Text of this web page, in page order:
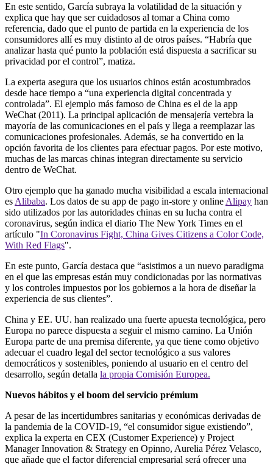
En este sentido, García subraya la volatilidad de la situación y
explica que hay que ser cuidadosos al tomar a China como
referencia, dado que el punto de partida en la experiencia de los
consumidores allí es muy distinto al de otros países. “Habría que
analizar hasta qué punto la población está dispuesta a sacrificar su
privacidad por el control”, matiza.
La experta asegura que los usuarios chinos están acostumbrados
desde hace tiempo a “una experiencia digital concentrada y
controlada”. El ejemplo más famoso de China es el de la app
WeChat (2011). La principal aplicación de mensajería vertebra la
mayoría de las comunicaciones en el país y llega a reemplazar las
comunicaciones profesionales. Además, se ha convertido en la
opción favorita de los clientes para efectuar pagos. Por este motivo,
muchas de las marcas chinas integran directamente su servicio
dentro de WeChat.
Otro ejemplo que ha ganado mucha visibilidad a escala internacional
es Alibaba. Los datos de su app de pago in-store y online Alipay han
sido utilizados por las autoridades chinas en su lucha contra el
coronavirus, según indica el diario The New York Times en el
artículo "In Coronavirus Fight, China Gives Citizens a Color Code,
With Red Flags".
En este punto, García destaca que “asistimos a un nuevo paradigma
en el que las empresas están muy condicionadas por las normativas
y los controles impuestos por los gobiernos a la hora de diseñar la
experiencia de sus clientes”.
China y EE. UU. han realizado una fuerte apuesta tecnológica, pero
Europa no parece dispuesta a seguir el mismo camino. La Unión
Europa parte de una premisa diferente, ya que tiene como objetivo
adecuar el cuadro legal del sector tecnológico a sus valores
democráticos y sostenibles, poniendo al usuario en el centro del
desarrollo, según detalla la propia Comisión Europea.
Nuevos hábitos y el boom del servicio prémium
A pesar de las incertidumbres sanitarias y económicas derivadas de
la pandemia de la COVID-19, “el consumidor sigue existiendo”,
explica la experta en CEX (Customer Experience) y Project
Manager Innovation & Strategy en Opinno, Aurelia Pérez Velasco,
que añade que el factor diferencial empresarial será ofrecer una